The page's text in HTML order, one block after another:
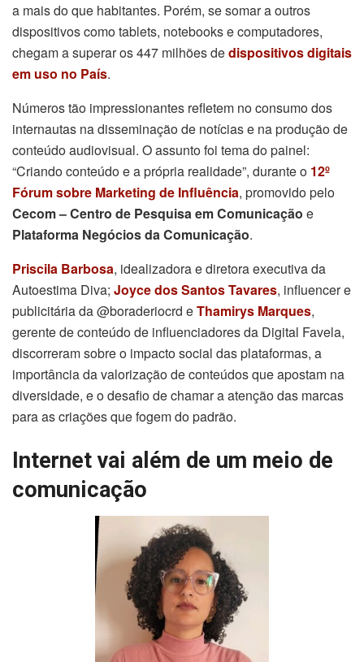
a mais do que habitantes. Porém, se somar a outros
dispositivos como tablets, notebooks e computadores,
chegam a superar os 447 milhões dedispositivos digitais
em uso no País.
Números tão impressionantes refletem no consumo dos
internautas na disseminação de notícias e na produção de
conteúdo audiovisual. O assunto foi tema do painel:
“Criando conteúdo e a própria realidade”, durante o 12º
Fórum sobre Marketing de Influência, promovido pelo
Cecom – Centro de Pesquisa em Comunicação e
Plataforma Negócios da Comunicação.
Priscila Barbosa, idealizadora e diretora executiva da
Autoestima Diva; Joyce dos Santos Tavares, influencer e
publicitária da @boraderiocrd eThamirys Marques,
gerente de conteúdo de influenciadores da Digital Favela,
discorreram sobre o impacto social das plataformas, a
importância da valorização de conteúdos que apostam na
diversidade, e o desafio de chamar a atenção das marcas
para as criações que fogem do padrão.
Internet vai além de um meio de
comunicação